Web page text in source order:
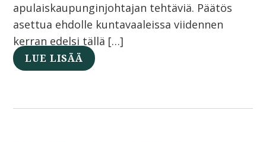
apulaiskaupunginjohtajan tehtäviä. Päätös
asettua ehdolle kuntavaaleissa viidennen
kerran edelsi tällä […]
LUE LISÄÄ